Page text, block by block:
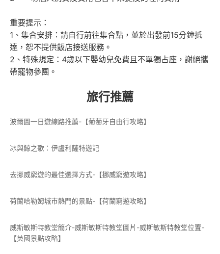
重要提示：
1、集合安排：請自行前往集合點，並於出發前15分鐘抵
達，恕不提供飯店接送服務。
2、特殊規定：4歲以下嬰幼兒免費且不單獨占座，謝絕攜
帶寵物參團。
旅行推薦
波爾圖一日遊線路推薦-【葡萄牙自由行攻略】
冰與鯨之歌：伊盧利薩特遊記
去挪威窮遊的最佳選擇方式-【挪威窮遊攻略】
荷蘭哈勒姆城市熱門的景點-【荷蘭窮遊攻略】
威斯敏斯特教堂簡介-威斯敏斯特教堂圖片-威斯敏斯特教堂位置-
【英國景點攻略】